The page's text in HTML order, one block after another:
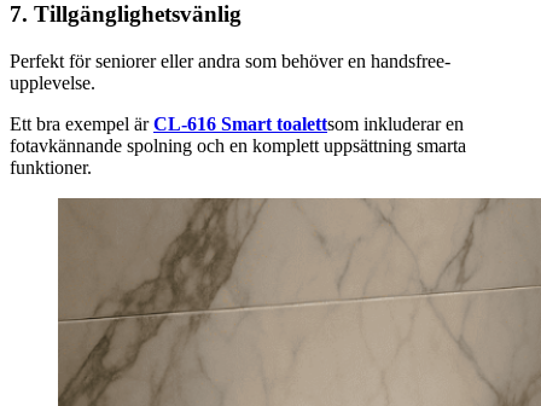
7. Tillgänglighetsvänlig
Perfekt för seniorer eller andra som behöver en handsfree-
upplevelse.
Ett bra exempel ärCL-616 Smart toalettsom inkluderar en
fotavkännande spolning och en komplett uppsättning smarta
funktioner.